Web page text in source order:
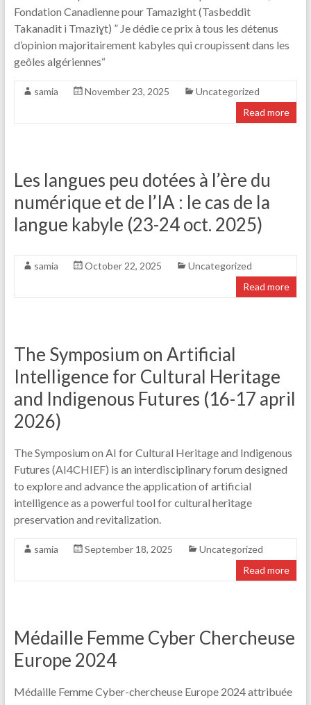
Fondation Canadienne pour Tamazight (Tasbeddit
Takanadit i Tmaziɣt) ” Je dédie ce prix à tous les détenus
d’opinion majoritairement kabyles qui croupissent dans les
geôles algériennes“
samia November 23, 2025
Uncategorized
Read more
Les langues peu dotées à l’ère du
numérique et de l’IA : le cas de la
langue kabyle (23-24 oct. 2025)
samia October 22, 2025
Uncategorized
Read more
The Symposium on Artificial
Intelligence for Cultural Heritage
and Indigenous Futures (16-17 april
2026)
The Symposium on AI for Cultural Heritage and Indigenous
Futures (AI4CHIEF) is an interdisciplinary forum designed
to explore and advance the application of artificial
intelligence as a powerful tool for cultural heritage
preservation and revitalization.
samia September 18, 2025
Uncategorized
Read more
Médaille Femme Cyber Chercheuse
Europe 2024
Médaille Femme Cyber-chercheuse Europe 2024 attribuée